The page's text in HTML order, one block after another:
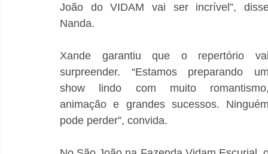
João do VIDAM vai ser incrível”,
Nanda.
Xande garantiu que o repertório
surpreender. “Estamos preparando
show lindo com muito
animação e grandes sucessos.
pode perder”, convida.